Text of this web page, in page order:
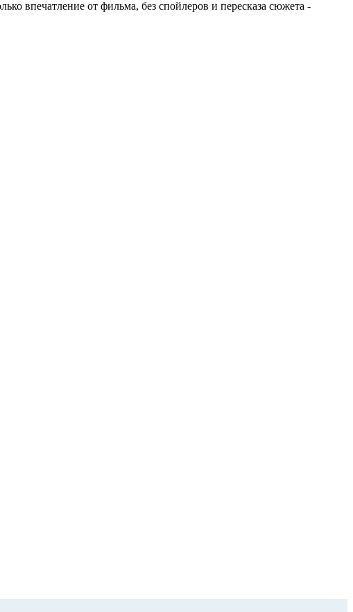
впечатление от фильма, без спойлеров и пересказа сюжета -